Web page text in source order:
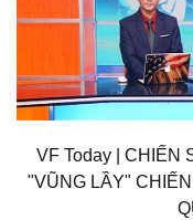
VF Today | CHIẾN
"VŨNG LẦY"